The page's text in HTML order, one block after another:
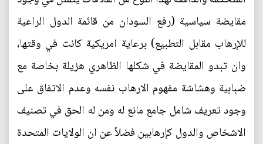
مقايضة سياسية (رفع السودان من قائمة الدول الراعية
للإرهاب مقابل التطبيع) برعاية امريكية كانت في وقتها،
وان تبدو المقايضة في شكلها الظاهري هزيلة بخاصة مع
ضبابية وهشاشة مفهوم الارهاب نفسه وعدم الاتفاق على
وجود تعريف شامل جامع مانع له ومن له الحق في تصنيف
الاشخاص والدول كإرهابين فضلاً عن ان الولايات المتحدة